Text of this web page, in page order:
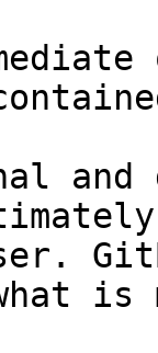
and
what